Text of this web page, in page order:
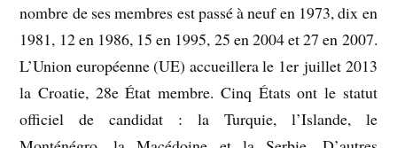
nombre de ses membres est passé à neuf en 1973, dix en
1981, 12 en 1986, 15 en 1995, 25 en 2004 et 27 en 2007.
L’Union européenne (UE) accueillera le 1er juillet 2013
la Croatie, 28e État membre. Cinq États ont le statut
officiel de candidat : la Turquie, l’Islande, le